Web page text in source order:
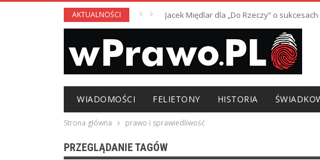
AKTUALNOŚCI Jacek Międlar dla „Do Rzeczy” o
WIADOMOŚCI FELIETONY HISTORIA
Strona główna prawo i sprawiedliwość
PRZEGLĄDANIE TAGÓW